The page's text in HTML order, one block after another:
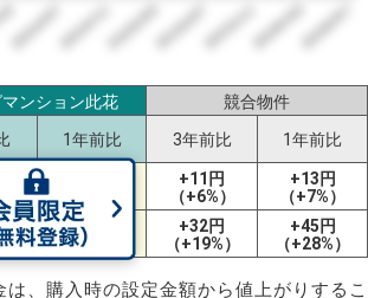
2024/072024/112025/032025/072025/112026/032026/07
ンション此花
競合物件
1年前比 3年前比 1年前比
） ±0円（±0%）
+11円
（+6%）
+13円
（+7%）
） ±0円（±0%）
+32円
（+19%）
+45円
（+28%）
、購入時の設定金額から値上がりするこ